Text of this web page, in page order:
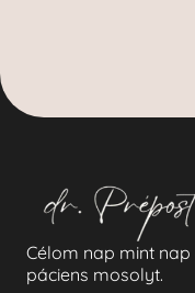
Célom nap mint
páciens mosolyt.